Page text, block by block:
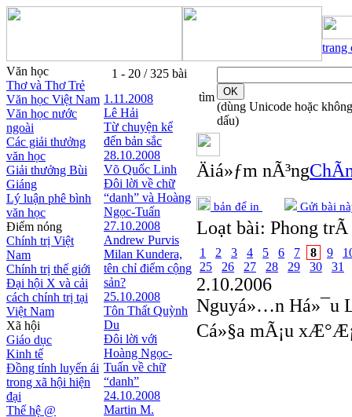
trang
Văn học
Thơ và Thơ Trẻ
Văn học Việt Nam
Văn học nước
ngoài
Các giải thưởng
văn học
Giải thưởng Bùi
Giáng
Lý luận phê bình
văn học
Điểm nóng
Chính trị Việt
Nam
Chính trị thế giới
Đại hội X và cải
cách chính trị tại
Việt Nam
Xã hội
Giáo dục
Kinh tế
Đồng tính luyến ái
trong xã hội hiện
đại
Thế hệ @
1 - 20 / 325 bài
1.11.2008
Lê Hải
Từ chuyện kể
đến bản sắc
28.10.2008
Võ Quốc Linh
Đôi lời về chữ
“danh” và Hoàng
Ngọc-Tuấn
27.10.2008
Andrew Purvis
Milan Kundera,
tên chỉ điểm cộng
sản?
25.10.2008
Tôn Thất Quỳnh
Du
Đôi lời với
Hoàng Ngọc-
Tuấn về chữ
“danh”
24.10.2008
Martin M.
tìm
(dùng Unicode hoặc không
dấu)
Äiá»ƒm nÃ³ng
bản để in Gửi bài
Loạt bài: Phong trÃ
1 2 3 4 5 6 7 8 9
25
26 27 28 29 30 31
2.10.2006
Nguyá»…n Há»¯u
Cá»§a mÃ¡u